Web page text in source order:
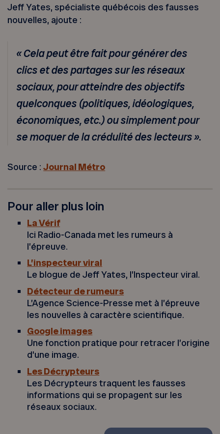
Jeff Yates, spécialiste québécois des fausses
nouvelles, ajoute :
« Cela peut être fait pour générer des
clics et des partages sur les réseaux
sociaux, pour atteindre des objectifs
quelconques (politiques, idéologiques,
économiques, etc.) ou simplement pour
se moquer de la crédulité des lecteurs ».
Source :Journal Métro
Pour aller plus loin
La Vérif
Ici Radio-Canada met les rumeurs à
l’épreuve.
L’inspecteur viral
Le blogue de Jeff Yates, l’Inspecteur viral.
Détecteur de rumeurs
L’Agence Science-Presse met à l’épreuve
les nouvelles à caractère scientifique.
Google images
Une fonction pratique pour retracer l’origine
d’une image.
Les Décrypteurs
Les Décrypteurs traquent les fausses
informations qui se propagent sur les
réseaux sociaux.